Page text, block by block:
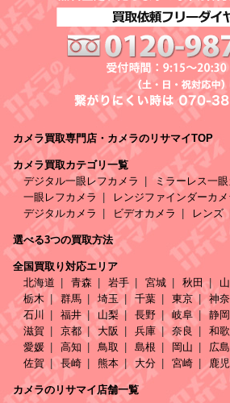
カメラ買取専門店・カメラのリサマイTOP
カメラ買取カテゴリ一覧
デジタル一眼レフカメラ
ミラーレス一
一眼レフカメラ
レンジファインダーカメ
デジタルカメラ
ビデオカメラ レンズ
選べる3つの買取方法
全国買取り対応エリア
北海道
青森 岩手 宮城 秋田
栃木
群馬 埼玉 千葉 東京 神奈
石川
福井 山梨 長野 岐阜 静岡
滋賀
京都 大阪 兵庫 奈良 和
愛媛
高知 鳥取 島根 岡山 広島
佐賀
長崎 熊本 大分 宮崎 鹿
カメラのリサマイ店舗一覧